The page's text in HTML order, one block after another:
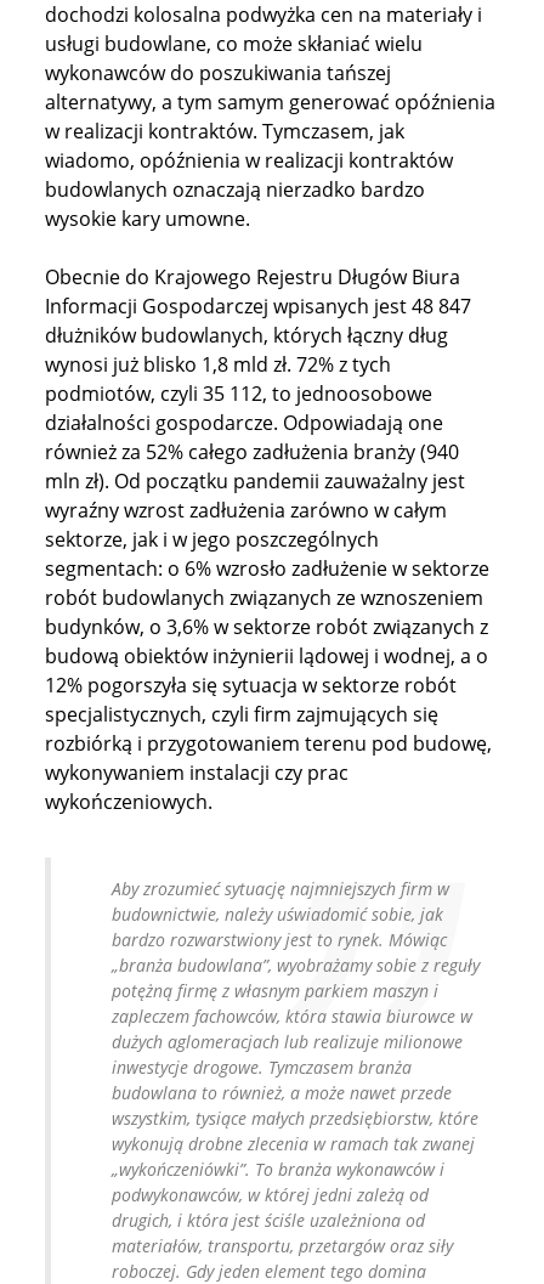
dochodzi kolosalna podwyżka cen na materiały i
usługi budowlane, co może skłaniać wielu
wykonawców do poszukiwania tańszej
alternatywy, a tym samym generować opóźnienia
w realizacji kontraktów. Tymczasem, jak
wiadomo, opóźnienia w realizacji kontraktów
budowlanych oznaczają nierzadko bardzo
wysokie kary umowne.
Obecnie do Krajowego Rejestru Długów Biura
Informacji Gospodarczej wpisanych jest 48 847
dłużników budowlanych, których łączny dług
wynosi już blisko 1,8 mld zł. 72% z tych
podmiotów, czyli 35 112, to jednoosobowe
działalności gospodarcze. Odpowiadają one
również za 52% całego zadłużenia branży (940
mln zł). Od początku pandemii zauważalny jest
wyraźny wzrost zadłużenia zarówno w całym
sektorze, jak i w jego poszczególnych
segmentach: o 6% wzrosło zadłużenie w sektorze
robót budowlanych związanych ze wznoszeniem
budynków, o 3,6% w sektorze robót związanych z
budową obiektów inżynierii lądowej i wodnej, a o
12% pogorszyła się sytuacja w sektorze robót
specjalistycznych, czyli firm zajmujących się
rozbiórką i przygotowaniem terenu pod budowę,
wykonywaniem instalacji czy prac
wykończeniowych.
Aby zrozumieć sytuację najmniejszych firm w
budownictwie, należy uświadomić sobie, jak
bardzo rozwarstwiony jest to rynek. Mówiąc
„branża budowlana”, wyobrażamy sobie z reguły
potężną firmę z własnym parkiem maszyn i
zapleczem fachowców, która stawia biurowce w
dużych aglomeracjach lub realizuje milionowe
inwestycje drogowe. Tymczasem branża
budowlana to również, a może nawet przede
wszystkim, tysiące małych przedsiębiorstw, które
wykonują drobne zlecenia w ramach tak zwanej
„wykończeniówki”. To branża wykonawców i
podwykonawców, w której jedni zależą od
drugich, i która jest ściśle uzależniona od
materiałów, transportu, przetargów oraz siły
roboczej. Gdy jeden element tego domina